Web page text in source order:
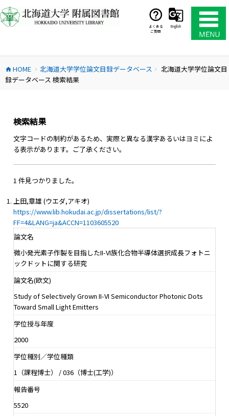
ン
テ
ス
キ
よくある
ご質問
English
home HOME chevron_right 北海道大学学位論文目録データベース chevron_right
北海道大学学位論文目
録データベース 検索結果
検索結果
文字コードの制約があるため、実際と異なる漢字あるいはヨミによ
る表示があります。ご了承ください。
1 件見つかりました。
上田,章雄 (ウエダ,アキオ)
https://www.lib.hokudai.ac.jp/dissertations/list/?
FF=4&LANG=ja&ACCN=1103605520
論文名
微小発光素子作製を目指したII-VI族化合物半導体選択成長フォトニ
ックドットに関する研究
論文名(欧文)
Study of Selectively Grown II-VI Semiconductor Photonic Dots
Toward Small Light Emitters
学位授与年度
2000
学位種別／学位種類
1（課程博士） / 036（博士(工学)）
報告番号
5520